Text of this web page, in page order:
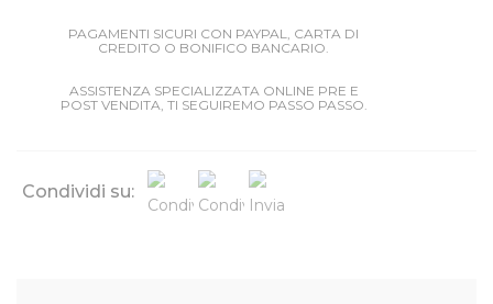
PAGAMENTI SICURI CON PAYPAL, CARTA DI
CREDITO O BONIFICO BANCARIO.
ASSISTENZA SPECIALIZZATA ONLINE PRE E
POST VENDITA, TI SEGUIREMO PASSO PASSO.
Condividi su: